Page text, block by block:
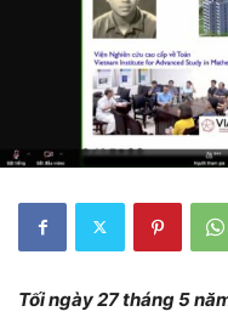
Tốingày 27 tháng 5